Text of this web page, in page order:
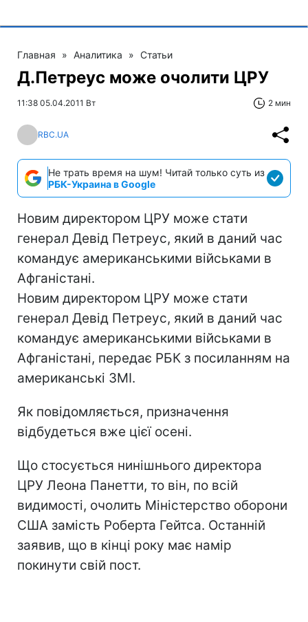
Главная » Аналитика » Статьи
Д.Петреус може очолити ЦРУ
11:38 05.04.2011 Вт 2 мин
RBC.UA
Не трать время на шум! Читай только суть из
РБК-Украина в Google
Новим директором ЦРУ може стати
генерал Девід Петреус, який в даний час
командує американськими військами в
Афганістані.
Новим директором ЦРУ може стати
генерал Девід Петреус, який в даний час
командує американськими військами в
Афганістані, передає РБК з посиланням на
американські ЗМІ.
Як повідомляється, призначення
відбудеться вже цієї осені.
Що стосується нинішнього директора
ЦРУ Леона Панетти, то він, по всій
видимості, очолить Міністерство оборони
США замість Роберта Гейтса. Останній
заявив, що в кінці року має намір
покинути свій пост.